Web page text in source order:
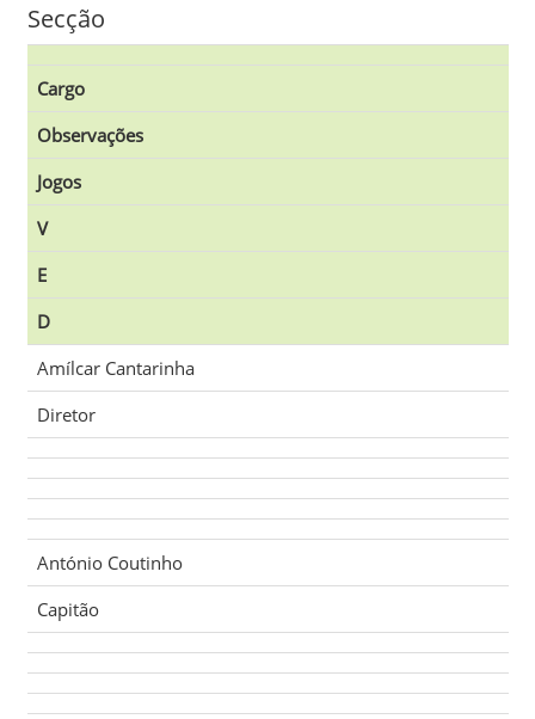
Secção
Cargo
Observações
Jogos
V
E
D
Amílcar Cantarinha
Diretor
António Coutinho
Capitão